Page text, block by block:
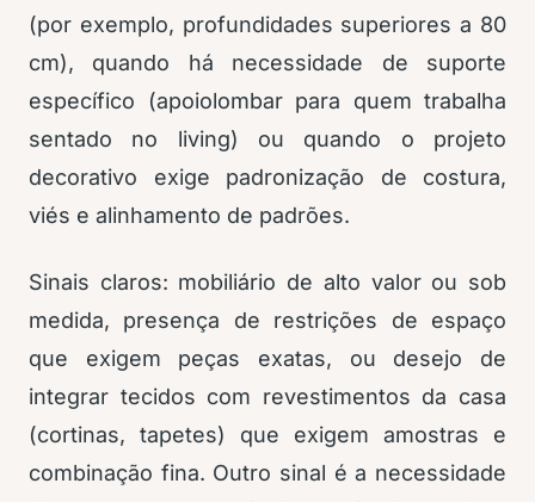
(por exemplo, profundidades superiores a 80
cm), quando há necessidade de suporte
específico (apoiolombar para quem trabalha
sentado no living) ou quando o projeto
decorativo exige padronização de costura,
viés e alinhamento de padrões.
Sinais claros: mobiliário de alto valor ou sob
medida, presença de restrições de espaço
que exigem peças exatas, ou desejo de
integrar tecidos com revestimentos da casa
(cortinas, tapetes) que exigem amostras e
combinação fina. Outro sinal é a necessidade